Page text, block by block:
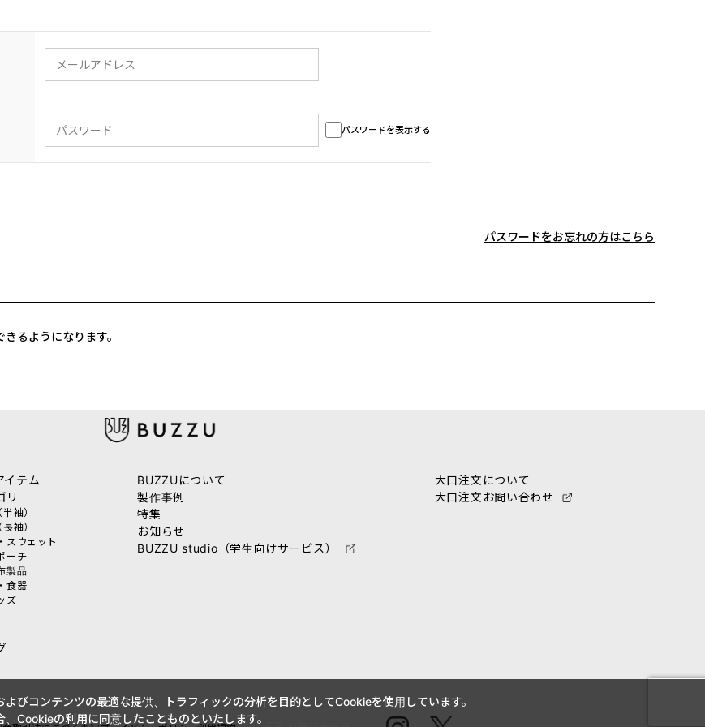
パスワードを表示する
パスワードをお忘れの方はこちら
るようになります。
イテム
リ
袖）
袖）
スウェット
ーチ
製品
食器
ズ
BUZZUについて
製作事例
特集
お知らせ
BUZZU studio（学生向けサービス）
大口注文について
大口注文お問い合わせ
びコンテンツの最適な提供、トラフィックの分析を目的としてCookieを使用しています。
Cookieの利用に同意したことものといたします。